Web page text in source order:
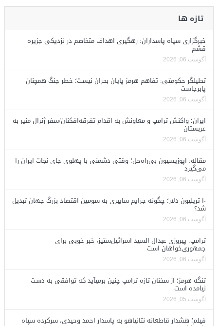
تازه ها
خبرگزاری سپاه پاسداران: رهگیری اهداف متخاصم در نزدیکی جزیره
قشم
آگوست 06, 2026
تحلیلگر حکومتی: تفاهم هرمز پایان بحران نیست؛ خطر جنگ همچنان
پابرجاست
آگوست 06, 2026
ایران؛ واکنش ترامپ و معاونش به اقدام تفرقه‌افکنان/سفر ژنرال منیر به
عربستان
آگوست 06, 2026
مقاله: اپوزیسیون بی‌راه‌حل؛ وقتی دشمنی با پهلوی جای نجات ایران را
می‌گیرد
آگوست 06, 2026
۱۰ تریلیون دلار؛ چگونه جرایم سایبری به سومین اقتصاد بزرگ جهان تبدیل
شد؟
آگوست 06, 2026
ترامپ: پیروزی عبدال السید اسرائیل‌ستیز، خبر خوبی برای
جمهوری‌خواهان است
آگوست 06, 2026
تنگه هرمز؛ از سخنان تازه ترامپ چنین برمیآید که توافقی به دست
نیامده است
آگوست 05, 2026
فیلم؛ هشدار قاطعانه نتانیاهو به پاسدار احمد وحیدی، سرکرده سپاه